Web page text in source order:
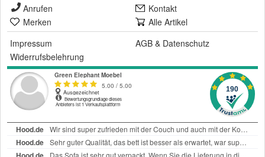
Anrufen
Kontakt
Merken
Alle Artikel
Impressum
AGB & Datenschutz
Widerrufsbelehrung